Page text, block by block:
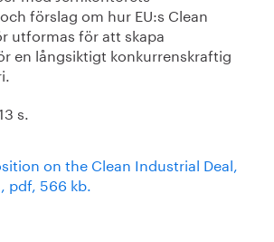
förslag om hur EU:s Clean
utformas för att skapa
en långsiktigt konkurrenskraftig
s.
on the Clean Industrial Deal,
566 kb.